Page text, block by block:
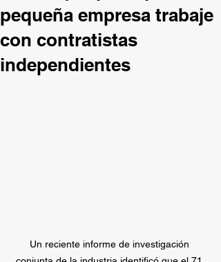
pequeña empresa trabaje
con contratistas
independientes
Un reciente informe de investigación